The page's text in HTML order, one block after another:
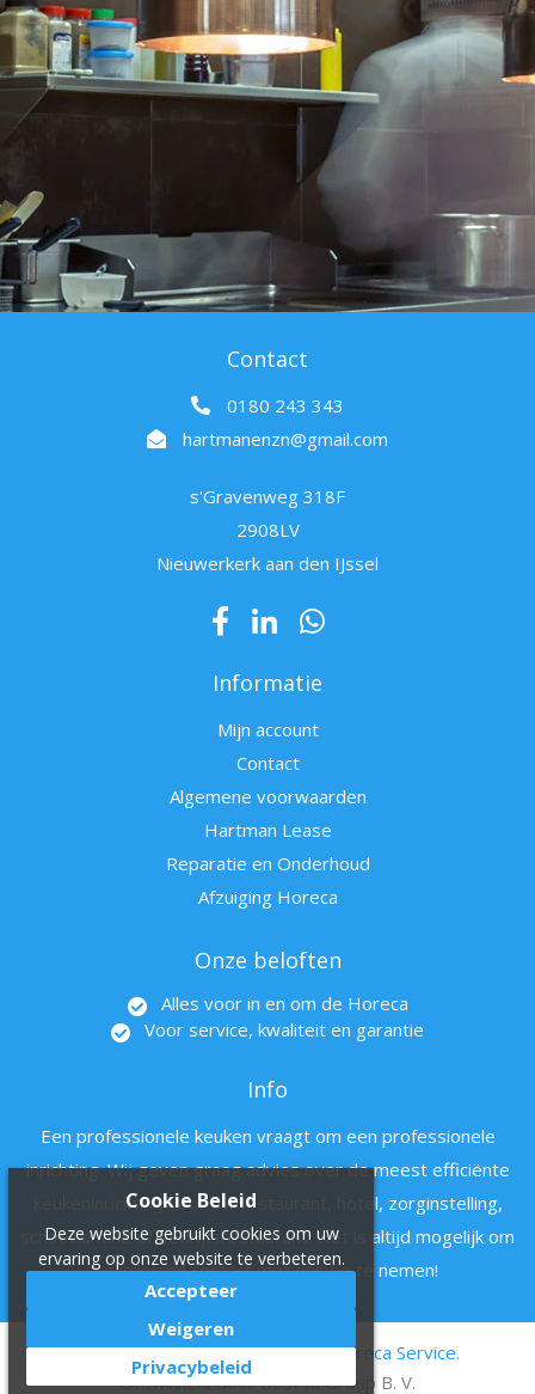
Contact
0180 243 343
hartmanenzn@gmail.com
s'Gravenweg 318F
2908LV
Nieuwerkerk aan den IJssel
Informatie
Mijn account
Contact
Algemene voorwaarden
Hartman Lease
Reparatie en Onderhoud
Afzuiging Horeca
Onze beloften
Alles voor in en om de Horeca
Voor service, kwaliteit en garantie
Info
Een professionele keuken vraagt om een professionele
inrichting. Wij geven graag advies over de meest efficiënte
keukeninrichting voor uw restaurant, hotel, zorginstelling,
schoolkantine of bedrijfsrestaurant. Het is altijd mogelijk om
vrijblijvend contact met ons op te nemen!
© 2011 - 2022 Hartman en zn Horeca Service.
Ontwikkeld doorBest4u Group B. V.
Cookie Beleid
Deze website gebruikt cookies om uw
ervaring op onze website te verbeteren.
Accepteer
Weigeren
Privacybeleid